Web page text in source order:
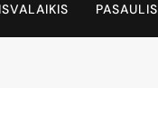
PASAULIS